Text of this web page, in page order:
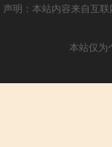
声明：本站内容来自互
本站仅为